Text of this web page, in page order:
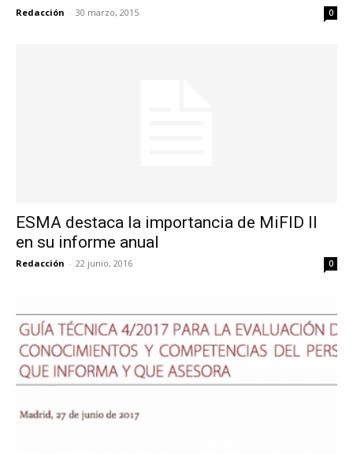
Redacción - 30 marzo, 2015 0
ESMA destaca la importancia de MiFID II
en su informe anual
Redacción - 22 junio, 2016 0